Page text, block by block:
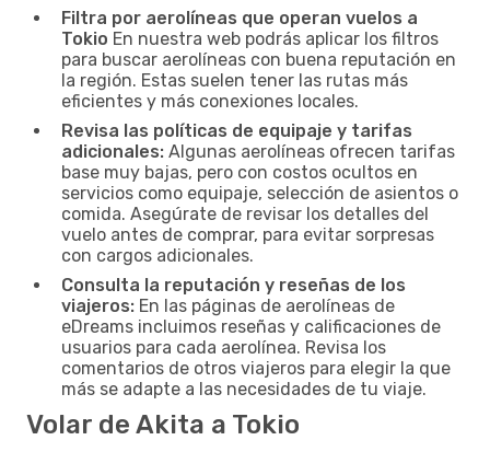
Filtra por aerolíneas que operan vuelos a
Tokio En nuestra web podrás aplicar los filtros
para buscar aerolíneas con buena reputación en
la región. Estas suelen tener las rutas más
eficientes y más conexiones locales.
Revisa las políticas de equipaje y tarifas
adicionales: Algunas aerolíneas ofrecen tarifas
base muy bajas, pero con costos ocultos en
servicios como equipaje, selección de asientos o
comida. Asegúrate de revisar los detalles del
vuelo antes de comprar, para evitar sorpresas
con cargos adicionales.
Consulta la reputación y reseñas de los
viajeros: En las páginas de aerolíneas de
eDreams incluimos reseñas y calificaciones de
usuarios para cada aerolínea. Revisa los
comentarios de otros viajeros para elegir la que
más se adapte a las necesidades de tu viaje.
Volar de Akita a Tokio